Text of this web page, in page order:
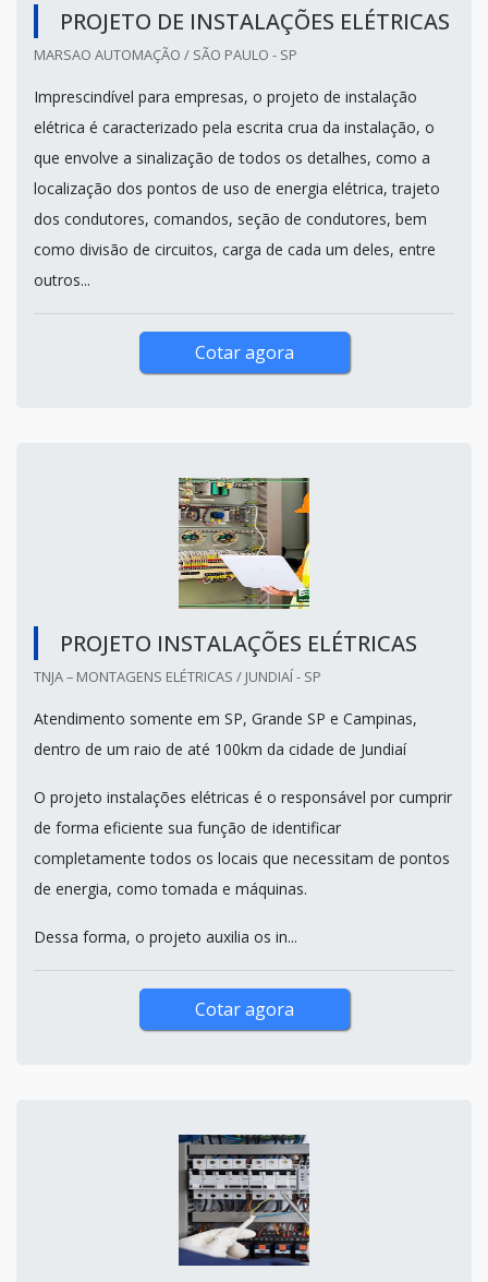
PROJETO DE INSTALAÇÕES ELÉTRICAS
MARSAO AUTOMAÇÃO / SÃO PAULO - SP
Imprescindível para empresas, o projeto de instalação
elétrica é caracterizado pela escrita crua da instalação, o
que envolve a sinalização de todos os detalhes, como a
localização dos pontos de uso de energia elétrica, trajeto
dos condutores, comandos, seção de condutores, bem
como divisão de circuitos, carga de cada um deles, entre
outros...
Cotar agora
PROJETO INSTALAÇÕES ELÉTRICAS
TNJA – MONTAGENS ELÉTRICAS / JUNDIAÍ - SP
Atendimento somente em SP, Grande SP e Campinas,
dentro de um raio de até 100km da cidade de Jundiaí
O projeto instalações elétricas é o responsável por cumprir
de forma eficiente sua função de identificar
completamente todos os locais que necessitam de pontos
de energia, como tomada e máquinas.
Dessa forma, o projeto auxilia os in...
Cotar agora